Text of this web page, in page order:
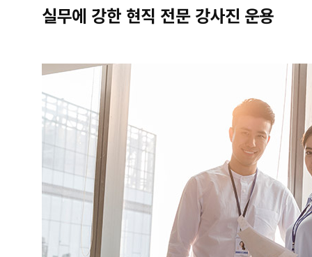
실무에 강한 현직 전문 강사진 운용